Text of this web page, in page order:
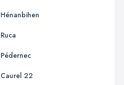
Hénanbihen
Ruca
Pédernec
Caurel 22